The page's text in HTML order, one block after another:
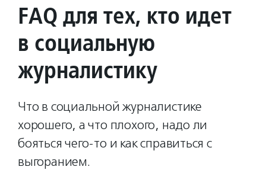
FAQ для тех, кто идет
в социальную
журналистику
Что в социальной журналистике
хорошего, а что плохого, надо ли
бояться чего-то и как справиться с
выгоранием.